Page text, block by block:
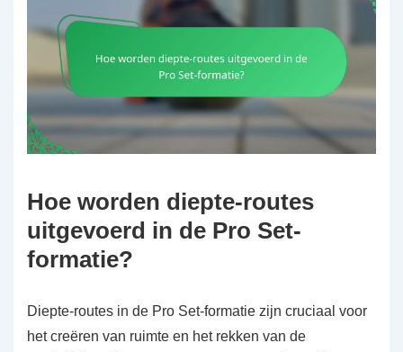
Hoe worden diepte-routes
uitgevoerd in de Pro Set-
formatie?
Diepte-routes in de Pro Set-formatie zijn cruciaal voor
het creëren van ruimte en het rekken van de